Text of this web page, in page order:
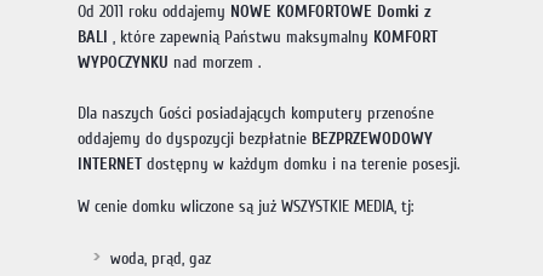
Od 2011 roku oddajemy NOWE KOMFORTOWE Domki z
BALI , które zapewnią Państwu maksymalny KOMFORT
WYPOCZYNKU nad morzem .
Dla naszych Gości posiadających komputery przenośne
oddajemy do dyspozycji bezpłatnie BEZPRZEWODOWY
INTERNETdostępny w każdym domku i na terenie posesji.
W cenie domku wliczone są już WSZYSTKIE MEDIA, tj:
woda, prąd, gaz